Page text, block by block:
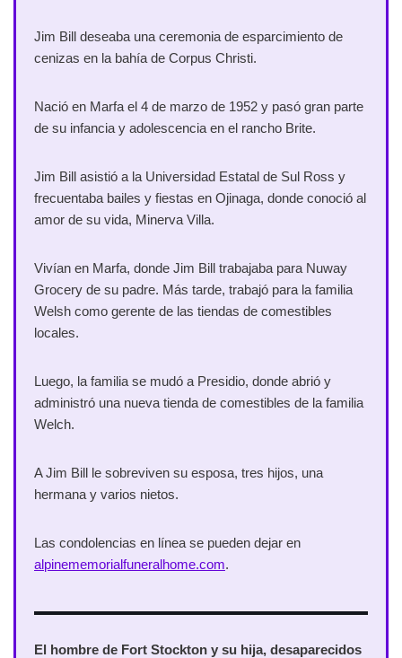
Jim Bill deseaba una ceremonia de esparcimiento de
cenizas en la bahía de Corpus Christi.
Nació en Marfa el 4 de marzo de 1952 y pasó gran parte
de su infancia y adolescencia en el rancho Brite.
Jim Bill asistió a la Universidad Estatal de Sul Ross y
frecuentaba bailes y fiestas en Ojinaga, donde conoció al
amor de su vida, Minerva Villa.
Vivían en Marfa, donde Jim Bill trabajaba para Nuway
Grocery de su padre. Más tarde, trabajó para la familia
Welsh como gerente de las tiendas de comestibles
locales.
Luego, la familia se mudó a Presidio, donde abrió y
administró una nueva tienda de comestibles de la familia
Welch.
A Jim Bill le sobreviven su esposa, tres hijos, una
hermana y varios nietos.
Las condolencias en línea se pueden dejar en
alpinememorialfuneralhome.com.
El hombre de Fort Stockton y su hija, desaparecidos